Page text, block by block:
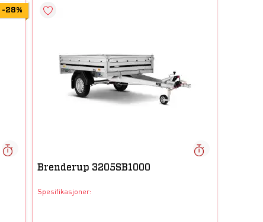
-28%
Brenderup 3205SB1000
Spesifikasjoner: